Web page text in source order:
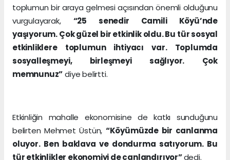
toplumun bir araya gelmesi açısından önemli olduğunu
vurgulayarak, “25 senedir Camili Köyü’nde
yaşıyorum. Çok güzel bir etkinlik oldu. Bu tür sosyal
etkinliklere toplumun ihtiyacı var. Toplumda
sosyalleşmeyi, birleşmeyi sağlıyor. Çok
memnunuz”diye belirtti.
Etkinliğin mahalle ekonomisine de katkı sunduğunu
belirten Mehmet Üstün, “Köyümüzde bir canlanma
oluyor. Ben baklava ve dondurma satıyorum. Bu
tür etkinlikler ekonomiyi de canlandırıyor”dedi.